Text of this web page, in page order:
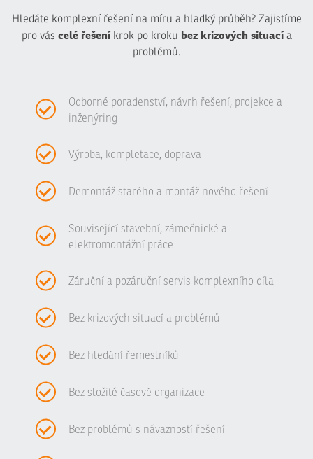
Hledáte komplexní řešení na míru a hladký průběh? Zajistíme
pro vás celé řešeníkrok po kroku bez krizových situacía
problémů.
Odborné poradenství, návrh řešení, projekce a
inženýring
Výroba, kompletace, doprava
Demontáž starého a montáž nového řešení
Související stavební, zámečnické a
elektromontážní práce
Záruční a pozáruční servis komplexního díla
Bez krizových situací a problémů
Bez hledání řemeslníků
Bez složité časové organizace
Bez problémů s návazností řešení